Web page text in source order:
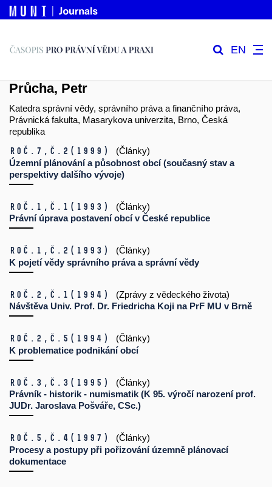
EN
Průcha, Petr
Katedra správní vědy, správního práva a finančního práva,
Právnická fakulta, Masarykova univerzita, Brno, Česká
republika
Roč.7, č.2 (1999)
(Články)
Územní plánování a působnost obcí (současný stav a
perspektivy dalšího vývoje)
Roč.1, č.1 (1993)
(Články)
Právní úprava postavení obcí v České republice
Roč.1, č.2 (1993)
(Články)
K pojetí vědy správního práva a správní vědy
Roč.2, č.1 (1994)
(Zprávy z vědeckého života)
Návštěva Univ. Prof. Dr. Friedricha Koji na PrF MU v Brně
Roč.2, č.5 (1994)
(Články)
K problematice podnikání obcí
Roč.3, č.3 (1995)
(Články)
Právník - historik - numismatik (K 95. výročí narození prof.
JUDr. Jaroslava Pošváře, CSc.)
Roč.5, č.4 (1997)
(Články)
Procesy a postupy při pořizování územně plánovací
dokumentace